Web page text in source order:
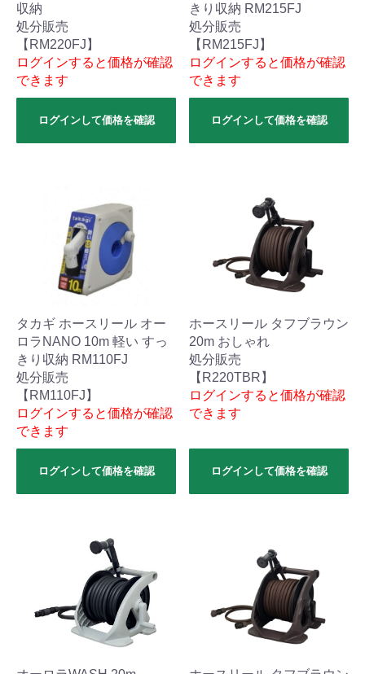
収納
処分販売
【RM220FJ】
ログインすると価格が確認
できます
ログインして価格を確認
きり収納 RM215FJ
処分販売
【RM215FJ】
ログインすると価格が確認
できます
ログインして価格を確認
タカギ ホースリール オー
ロラNANO 10m 軽い すっ
きり収納 RM110FJ
処分販売
【RM110FJ】
ログインすると価格が確認
できます
ログインして価格を確認
ホースリール タフブラウン
20m おしゃれ
処分販売
【R220TBR】
ログインすると価格が確認
できます
ログインして価格を確認